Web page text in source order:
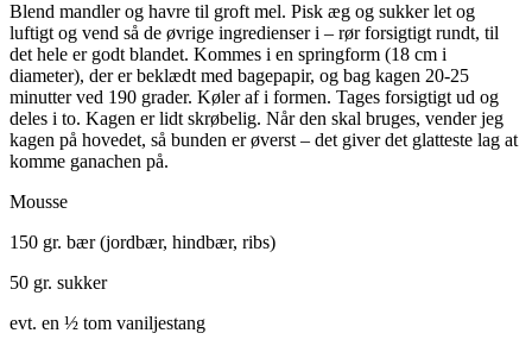
Blend mandler og havre til groft mel. Pisk æg og sukker let og
luftigt og vend så de øvrige ingredienser i – rør forsigtigt rundt, til
det hele er godt blandet. Kommes i en springform (18 cm i
diameter), der er beklædt med bagepapir, og bag kagen 20-25
minutter ved 190 grader. Køler af i formen. Tages forsigtigt ud og
deles i to. Kagen er lidt skrøbelig. Når den skal bruges, vender jeg
kagen på hovedet, så bunden er øverst – det giver det glatteste lag at
komme ganachen på.
Mousse
150 gr. bær (jordbær, hindbær, ribs)
50 gr. sukker
evt. en ½ tom vaniljestang